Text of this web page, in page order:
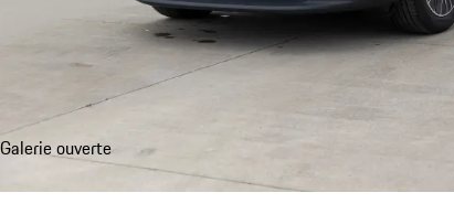
Galerie ouverte